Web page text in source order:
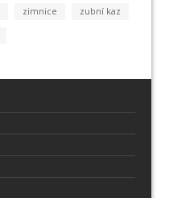
zimnice zubní kaz